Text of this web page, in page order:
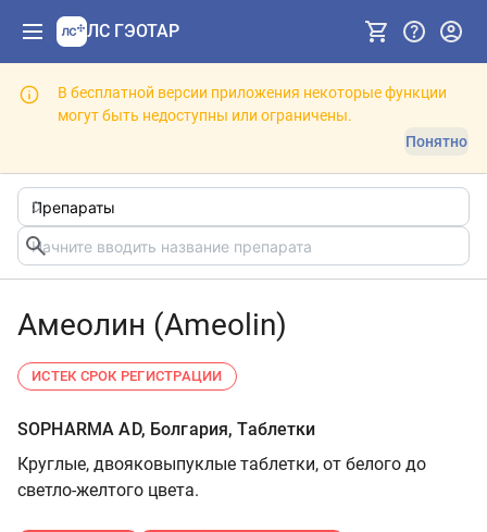
ЛС ГЭОТАР
В бесплатной версии приложения некоторые функции
могут быть недоступны или ограничены.
Понятно
Амеолин (Ameolin)
ИСТЕК СРОК РЕГИСТРАЦИИ
SOPHARMA AD, Болгария, Таблетки
Круглые, двояковыпуклые таблетки, от белого до
светло-желтого цвета.